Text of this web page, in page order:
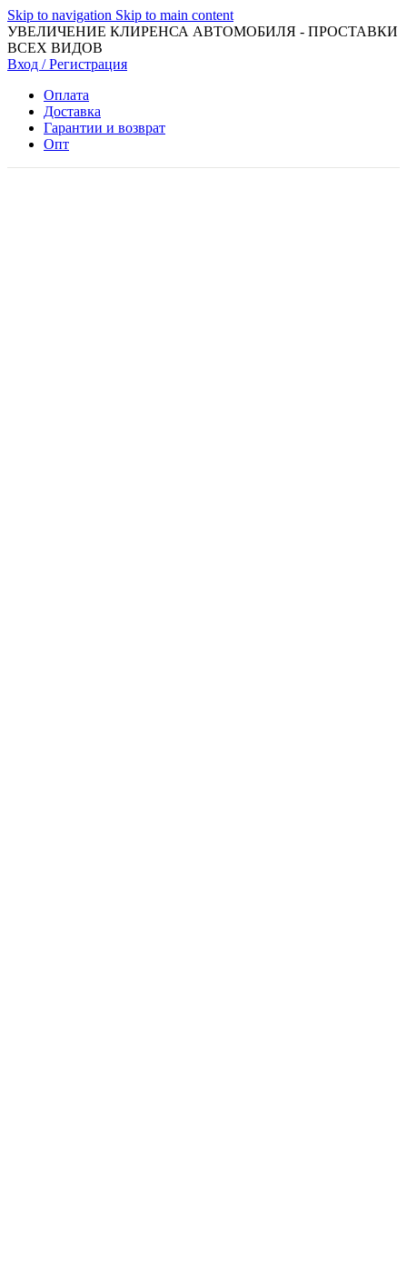
Skip to navigation Skip to main content
УВЕЛИЧЕНИЕ КЛИРЕНСА АВТОМОБИЛЯ - ПРОСТАВКИ
ВСЕХ ВИДОВ
Вход / Регистрация
Оплата
Доставка
Гарантии и возврат
Опт